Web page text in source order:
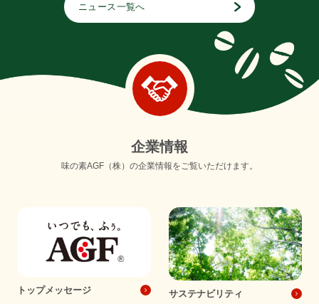
ニュース一覧へ
企業情報
味の素AGF（株）の企業情報をご覧いただけます。
トップメッセージ サステナビリティ